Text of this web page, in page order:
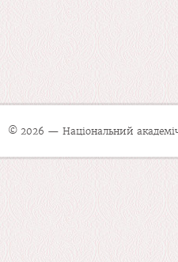
© 2026 — Національний